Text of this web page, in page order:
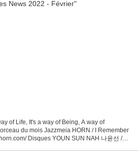
of Life, It's a way of Being, A way of
du mois Jazzmeia HORN / I Remember
Disques YOUN SUN NAH 나윤선 /